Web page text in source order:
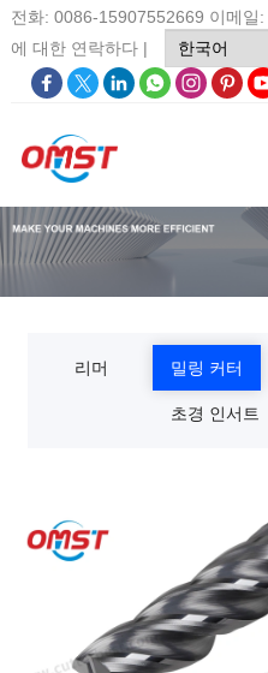
전화: 0086-15907552669 이메일:
에 대한 연락하다|
리머 밀링 커터
초경 인서트